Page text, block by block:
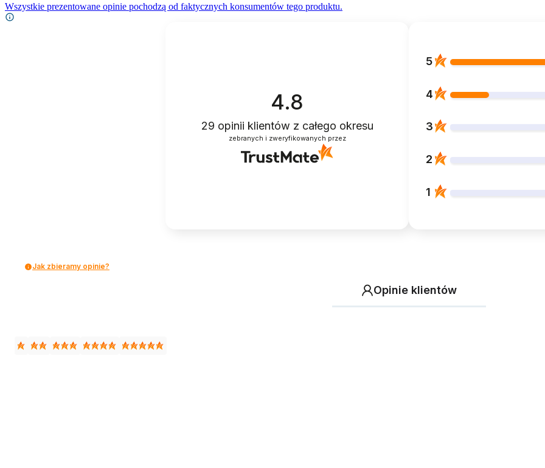
Wszystkie prezentowane opinie pochodzą od faktycznych konsumentów tego produktu.
4.8
29 opinii klientów z całego okresu
zebranych i zweryfikowanych przez
5
4
3
2
1
Jak zbieramy opinie?
Opinie klientów